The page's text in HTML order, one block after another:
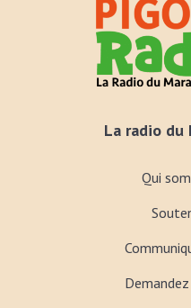
La radio du
Qui